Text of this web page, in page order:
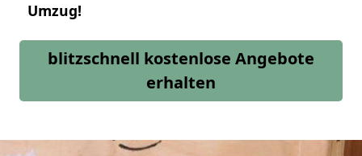
Umzug!
blitzschnell kostenlose Angebote
erhalten